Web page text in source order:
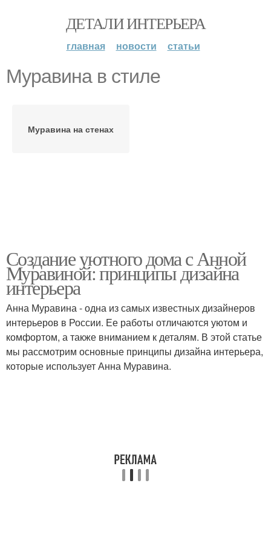
ДЕТАЛИ ИНТЕРЬЕРА
главная новости статьи
Муравина в стиле
Муравина на стенах
Создание уютного дома с Анной
Муравиной: принципы дизайна
интерьера
Анна Муравина - одна из самых известных дизайнеров
интерьеров в России. Ее работы отличаются уютом и
комфортом, а также вниманием к деталям. В этой статье
мы рассмотрим основные принципы дизайна интерьера,
которые использует Анна Муравина.